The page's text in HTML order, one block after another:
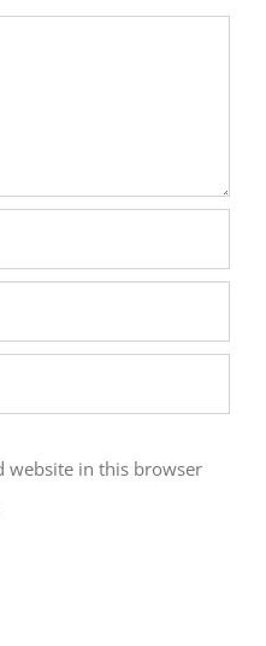
website in this browser